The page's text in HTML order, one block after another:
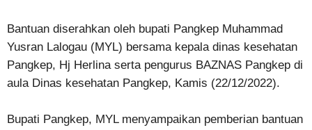
Bantuan diserahkan oleh bupati Pangkep Muhammad
Yusran Lalogau (MYL) bersama kepala dinas kesehatan
Pangkep, Hj Herlina serta pengurus BAZNAS Pangkep di
aula Dinas kesehatan Pangkep, Kamis (22/12/2022).
Bupati Pangkep, MYL menyampaikan pemberian bantuan